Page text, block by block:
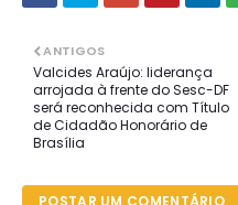
ANTIGOS
Valcides Araújo: liderança
arrojada à frente do Sesc-DF
será reconhecida com Título
de Cidadão Honorário de
Brasília
POSTAR UM COMENTÁRIO